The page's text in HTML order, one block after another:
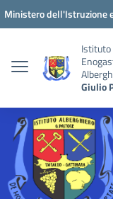
Vai ai contenuti
Vai al menu di
Vai al footer
Ministero dell'Istruzione
Istituto
Giulio